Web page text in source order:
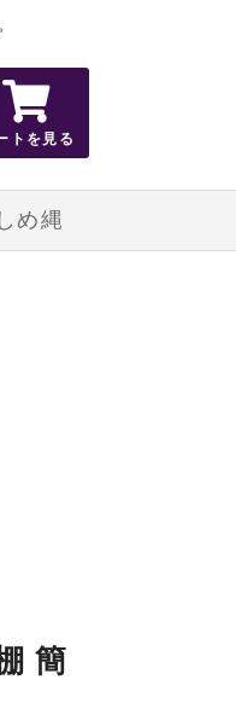
トを見る
しめ縄
簡